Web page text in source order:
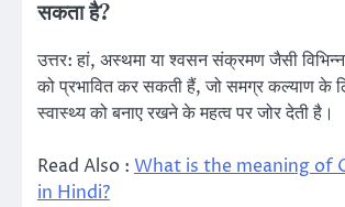
सकता है?
उत्तर: हां, अस्थमा या श्वसन संक्रमण जैसी
को प्रभावित कर सकती हैं, जो समग्र कल्याण के
स्वास्थ्य को बनाए रखने के महत्व पर जोर देती है।
Read Also : What is the meaning of
in Hindi?